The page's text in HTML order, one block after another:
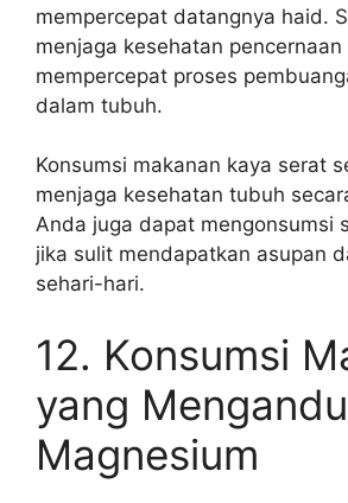
mempercepat datangnya haid.
menjaga kesehatan pencernaan
mempercepat proses
dalam tubuh.
Konsumsi makanan kaya serat
menjaga kesehatan tubuh
Anda juga dapat mengonsumsi
jika sulit mendapatkan asupan
sehari-hari.
12. Konsumsi
yang
Magnesium